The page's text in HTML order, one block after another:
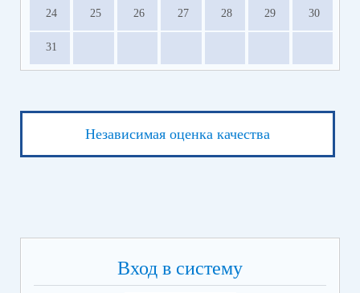
24 25 26 27 28 29 30
31
Независимая оценка качества
Вход в систему